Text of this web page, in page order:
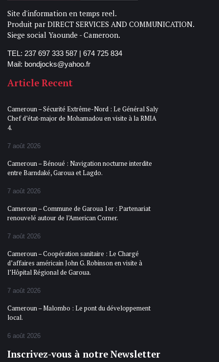
Site d'information en temps reel.
Produit par DIRECT SERVICES AND COMMUNICATION.
Siege social Yaounde - Cameroon.
TEL: 237 697 333 587 | 674 725 834
Mail: bondjocks@yahoo.fr
Article Recent
Cameroun – Sécurité Extrême-Nord : Le Général Saly
Chef d’état-major de Mohamadou en visite à la RMIA
4.
7 août 2026
Cameroun – Bénoué : Navigation nocturne interdite
entre Barndaké, Garoua et Lagdo.
7 août 2026
Cameroun – Commune de Garoua 1er : Partenariat
renouvelé autour de l’American Corner.
7 août 2026
Cameroun – Coopération sanitaire : Le Chargé
d’affaires américain John G. Robinson en visite à
l’Hôpital Régional de Garoua.
7 août 2026
Cameroun – Malombo : Le pont du développement
local.
6 août 2026
Inscrivez-vous à notre Newsletter